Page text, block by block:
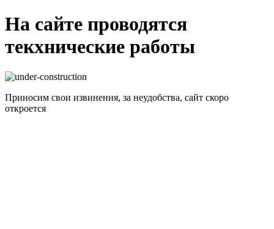
На сайте проводятся
текхнические работы
Приносим свои извинения, за неудобства, сайт скоро
откроется